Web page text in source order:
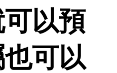
以預
可以